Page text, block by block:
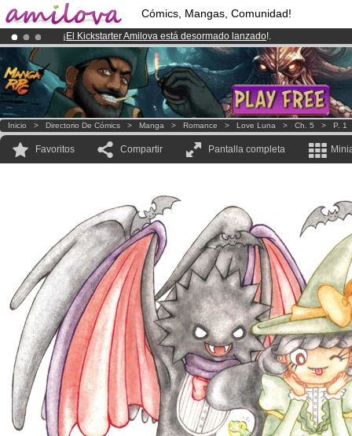
Cómics, Mangas, Comunidad!
¡ El Kickstarter Amilova está desormado lanzado!.
¡Conviertete en Premium por3.95 eurosal mes!Hazte Premium ya
¡Ya tenemos 100000miembrosy 1000 Cómics y Mangas!.
Inicio > Directorio De Cómics > Manga > Romance > Love Luna > Ch. 5 > P. 1
Favoritos Compartir Pantalla completa